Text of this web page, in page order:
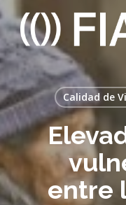
Skip
to
main
content
Calidad de
entre